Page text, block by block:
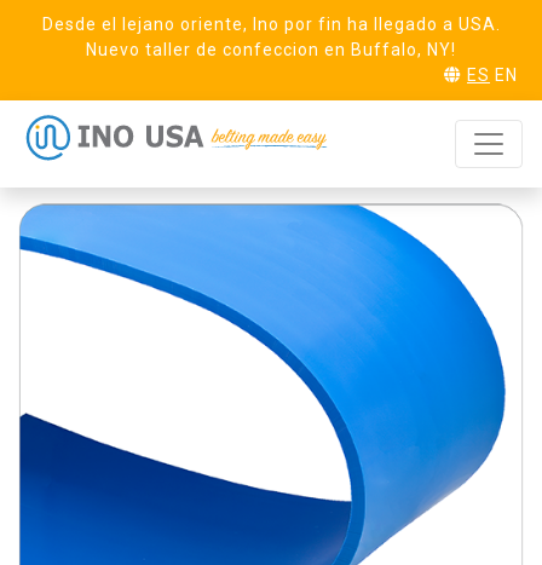
Desde el lejano oriente, Ino por fin ha llegado a USA.
Nuevo taller de confeccion en Buffalo, NY!
ES EN
REO-F30 SB